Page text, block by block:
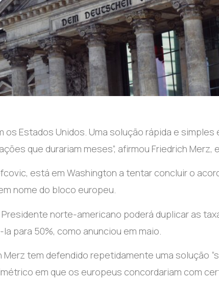
Estados Unidos. Uma solução rápida e simples
que durariam meses”, afirmou Friedrich Merz,
está em Washington a tentar concluir o
nome do bloco europeu.
norte-americano poderá duplicar as
para 50%, como anunciou em maio.
tem defendido repetidamente uma solução
em que os europeus concordariam com